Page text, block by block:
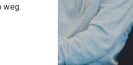
weg.